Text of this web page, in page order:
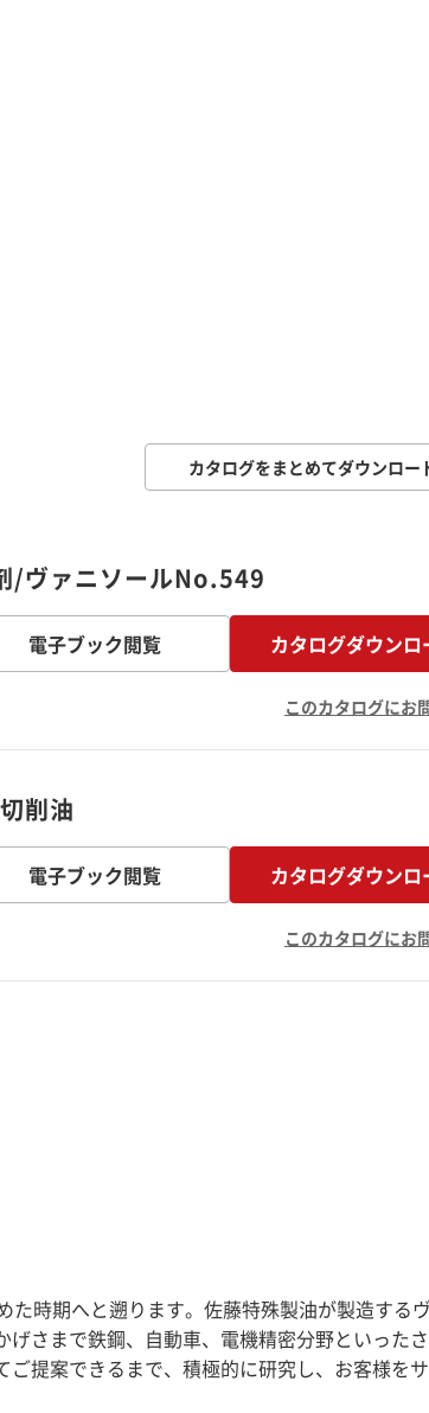
カタログをまとめてダウンロー
/ヴァニソールNo.549
電子ブック閲覧 カタログダウンロ
このカタログにお
削油
電子ブック閲覧 カタログダウンロ
このカタログにお
時期へと遡ります。佐藤特殊製油が製造する
さまで鉄鋼、自動車、電機精密分野といった
提案できるまで、積極的に研究し、お客様を